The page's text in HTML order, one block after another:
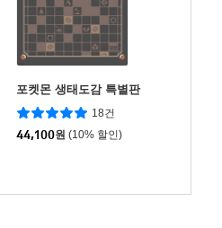
포켓몬 생태도감 특별판
18건
44,100원 (10% 할인)